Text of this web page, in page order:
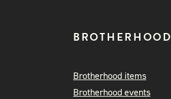
BROTHERHOOD
Brotherhood items
Brotherhood events